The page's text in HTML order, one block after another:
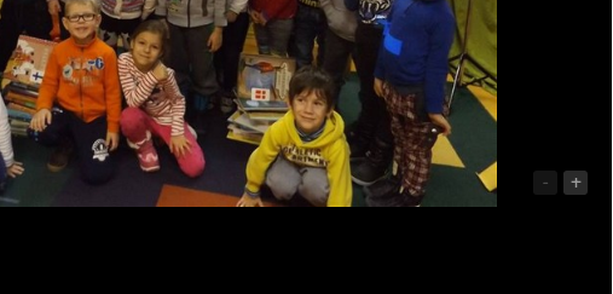
- +